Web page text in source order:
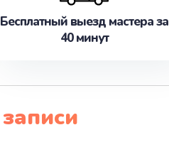
Бесплатный выезд мастера за
40 минут